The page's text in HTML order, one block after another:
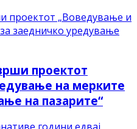
проектот
на мерките
на пазарите“